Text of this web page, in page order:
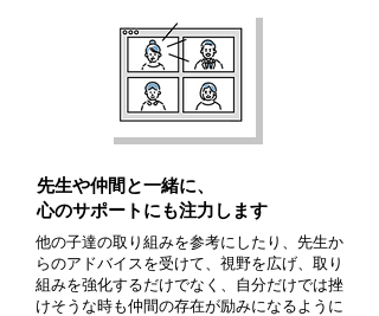
先生や仲間と一緒に、
心のサポートにも注力します
​他の子達の取り組みを参考にしたり、先生か
らのアドバイスを受けて、視野を広げ、取り
組みを強化するだけでなく、自分だけでは挫
けそうな時も仲間の存在が励みになるように